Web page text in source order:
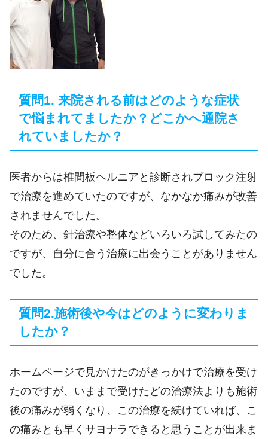
質問1. 来院される前はどのような症状
で悩まれてましたか？どこかへ通院さ
れていましたか？
医者からは椎間板ヘルニアと診断されブロック注射
で治療を進めていたのですが、なかなか痛みが改善
されませんでした。
そのため、針治療や整体などいろいろ試してみたの
ですが、自分に合う治療に出会うことがありません
でした。
質問2.施術後や今はどのように変わりま
したか？
ホームページで見かけたのがきっかけで治療を受け
たのですが、いままで受けたどの治療法よりも施術
後の痛みが弱くなり、この治療を続けていれば、こ
の痛みとも早くサヨナラできると思うことが出来ま